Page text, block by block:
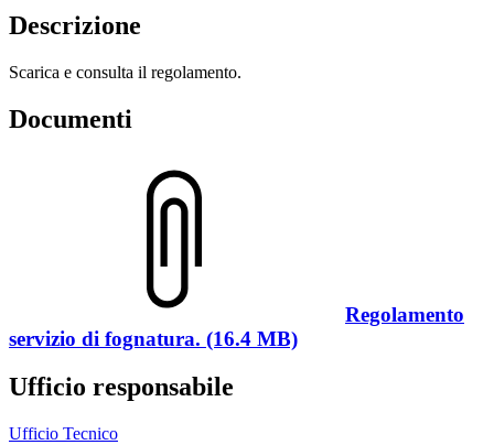
Descrizione
Scarica e consulta il regolamento.
Documenti
Regolamento
servizio di fognatura. (16.4 MB)
Ufficio responsabile
Ufficio Tecnico